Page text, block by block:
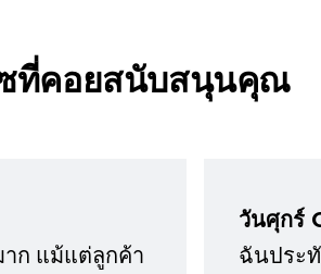
ที่คอยสนับสนุนคุณ
าก แม้แต่ลูกค้า
วันศุกร์
ฉันประ